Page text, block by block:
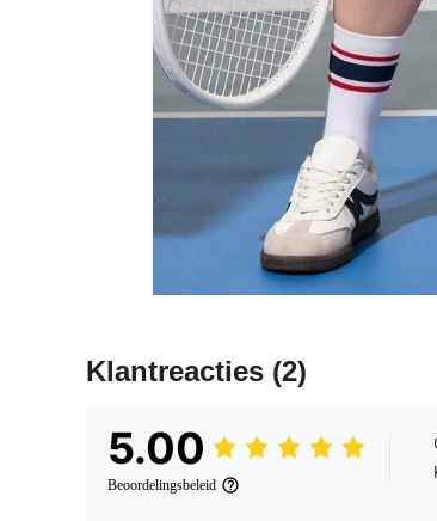
Klantreacties (2)
5.00
Beoordelingsbeleid